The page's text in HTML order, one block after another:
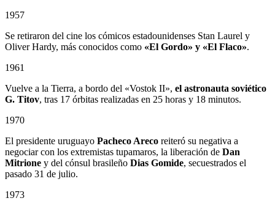
1957
Se retiraron del cine los cómicos estadounidenses Stan Laurel y
Oliver Hardy, más conocidos como «El Gordo» y «El Flaco».
1961
Vuelve a la Tierra, a bordo del «Vostok II», el astronauta soviético
G. Titov, tras 17 órbitas realizadas en 25 horas y 18 minutos.
1970
El presidente uruguayo Pacheco Areco reiteró su negativa a
negociar con los extremistas tupamaros, la liberación de Dan
Mitrione y del cónsul brasileño Dias Gomide, secuestrados el
pasado 31 de julio.
1973